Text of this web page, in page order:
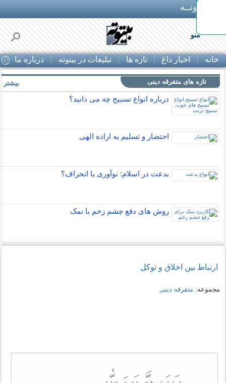
بـیتوتــه
منو
خانه اخبار داغ تازه ها تبلیغات در بیتوته درباره ما
تازه های متفرقه دینی
درباره انواع تسبیح چه می دانید؟
احتضار و تسلیم به اراده الهی
بدعت در اسلام: نوآوری یا انحراف؟
روش های دفع چشم زخم با نمک
بیشتر
ارتباط بین اخلاق و توکل
مجموعه: متفرقه دینی